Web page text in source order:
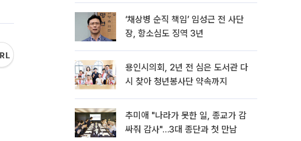
‘채상병 순직 책임’ 임성근 전 사단
장, 항소심도 징역 3년
용인시의회, 2년 전 심은 도서관 다
시 찾아 청년봉사단 약속까지
추미애 "나라가 못한 일, 종교가 감
싸줘 감사"…3대 종단과 첫 만남